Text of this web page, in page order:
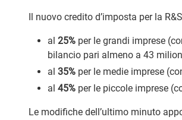
Il nuovo credito d’imposta per la
al 25% per le grandi imprese
bilancio pari almeno a 43
al 35% per le medie imprese
al 45% per le piccole imprese
Le modifiche dell’ultimo minuto